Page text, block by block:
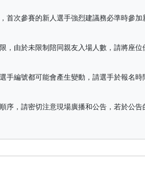
首次參賽的新人選手強烈建議務必準時參
，由於未限制陪同親友入場人數，請將座
手編號都可能會產生變動，請選手於報名
序，請密切注意現場廣播和公告，若於公